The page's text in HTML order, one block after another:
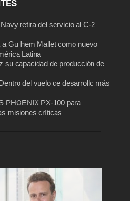
retira del servicio al C-2
Guilhem Mallet como nuevo
Latina
su capacidad de producción de
del vuelo de desarrollo más
PHOENIX PX-100 para
misiones críticas